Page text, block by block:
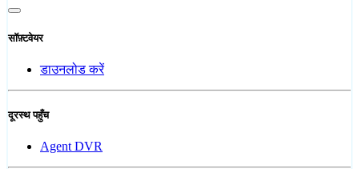
सॉफ़्टवेयर
डाउनलोड करें
दूरस्थ पहुँच
Agent DVR